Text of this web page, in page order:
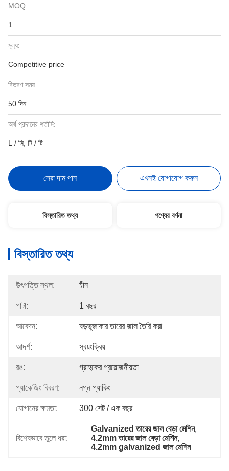
MOQ.:
1
মূল্য:
Competitive price
বিতরণ সময়:
50 দিন
অর্থ প্রদানের শর্তাদি:
L / সি, টি / টি
সেরা দাম পান এখনই যোগাযোগ করুন
বিস্তারিত তথ্য পণ্যের বর্ণনা
বিস্তারিত তথ্য
উৎপত্তি স্থল: চীন
পাটা: 1 বছর
আবেদন: ষড়ভুজাকার তারের জাল তৈরি করা
আদর্শ: স্বয়ংক্রিয়
রঙ: গ্রাহকের প্রয়োজনীয়তা
প্যাকেজিং বিবরণ: নগ্ন প্যাকিং
যোগানের ক্ষমতা: 300 সেট / এক বছর
বিশেষভাবে তুলে ধরা:
Galvanized তারের জাল বেড়া মেশিন,
4.2mm তারের জাল বেড়া মেশিন,
4.2mm galvanized জাল মেশিন